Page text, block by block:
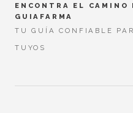
ENCONTRA EL CAMINO
GUIAFARMA
TU GUÍA CONFIABLE
TUYOS